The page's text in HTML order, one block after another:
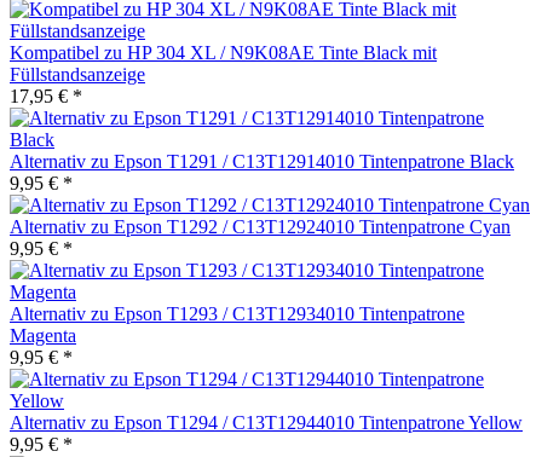
Kompatibel zu HP 304 XL / N9K08AE Tinte Black mit
Füllstandsanzeige
17,95 € *
Alternativ zu Epson T1291 / C13T12914010 Tintenpatrone Black
9,95 € *
Alternativ zu Epson T1292 / C13T12924010 Tintenpatrone Cyan
9,95 € *
Alternativ zu Epson T1293 / C13T12934010 Tintenpatrone
Magenta
9,95 € *
Alternativ zu Epson T1294 / C13T12944010 Tintenpatrone Yellow
9,95 € *